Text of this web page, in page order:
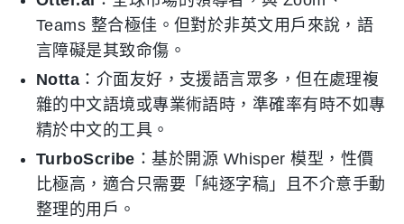
Teams 整合極佳。但對於非英文用戶來說，語
言障礙是其致命傷。
Notta ：介面友好，支援語言眾多，但在處理複
雜的中文語境或專業術語時，準確率有時不如專
精於中文的工具。
TurboScribe ：基於開源 Whisper 模型，性價
比極高，適合只需要「純逐字稿」且不介意手動
整理的用戶。